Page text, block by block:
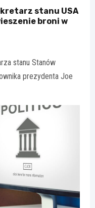
stanu USA
broni w
stanu Stanów
prezydenta Joe